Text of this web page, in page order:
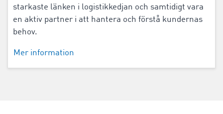
starkaste länken i logistikkedjan och samtidigt vara
en aktiv partner i att hantera och förstå kundernas
behov.
Mer information